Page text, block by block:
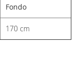
Fondo
170 cm